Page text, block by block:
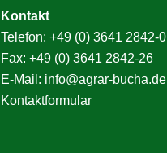
Kontakt
Telefon: +49 (0) 3641 2842-0
Fax: +49 (0) 3641 2842-26
E-Mail: info@agrar-bucha.de
Kontaktformular